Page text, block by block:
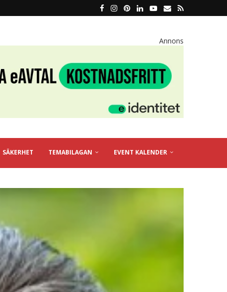
Annons
SÄKERHET TEMABILAGAN EVENT KALENDER